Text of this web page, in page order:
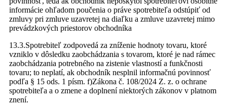
informácie ohľadom poučenia o práve spotrebiteľa odstúpiť od
zmluvy pri zmluve uzavretej na diaľku a zmluve uzavretej mimo
prevádzkových priestorov obchodníka
13.3.Spotrebiteľ zodpovedá za zníženie hodnoty tovaru, ktoré
vzniklo v dôsledku zaobchádzania s tovarom, ktoré je nad rámec
zaobchádzania potrebného na zistenie vlastností a funkčnosti
tovaru; to neplatí, ak obchodník nesplnil informačnú povinnosť
podľa § 15 ods. 1 písm. f)Zákona č. 108/2024 Z. z. o ochrane
spotrebiteľa a o zmene a doplnení niektorých zákonov v platnom
znení.